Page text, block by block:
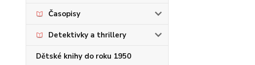
Časopisy
Detektivky a thrillery
Dětské knihy do roku 1950